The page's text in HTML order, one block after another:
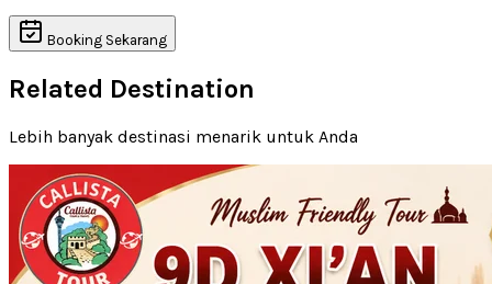
Booking Sekarang
Related Destination
Lebih banyak destinasi menarik untuk Anda